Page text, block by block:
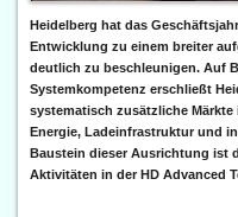
Heidelberg hat das
Entwicklung zu einem breiter
deutlich zu beschleunigen. Auf
Systemkompetenz erschließt
systematisch zusätzliche
Energie, Ladeinfrastruktur und
Baustein dieser Ausrichtung ist
Aktivitäten in der HD Advanced